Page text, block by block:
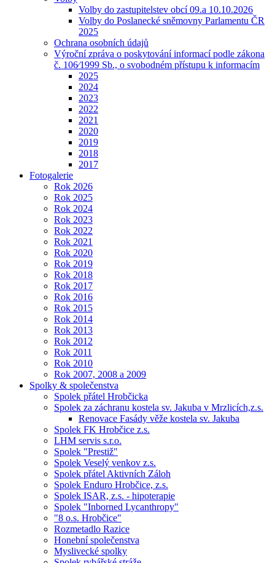
Volby do zastupitelstev obcí 09.a 10.10.2026
Volby do Poslanecké sněmovny Parlamentu ČR
2025
Ochrana osobních údajů
Výroční zpráva o poskytování informací podle zákona
č. 106⁄1999 Sb., o svobodném přístupu k informacím
2025
2024
2023
2022
2021
2020
2019
2018
2017
Fotogalerie
Rok 2026
Rok 2025
Rok 2024
Rok 2023
Rok 2022
Rok 2021
Rok 2020
Rok 2019
Rok 2018
Rok 2017
Rok 2016
Rok 2015
Rok 2014
Rok 2013
Rok 2012
Rok 2011
Rok 2010
Rok 2007, 2008 a 2009
Spolky & společenstva
Spolek přátel Hrobčicka
Spolek za záchranu kostela sv. Jakuba v Mrzlicích,z.s.
Renovace Fasády věže kostela sv. Jakuba
Spolek FK Hrobčice z.s.
LHM servis s.r.o.
Spolek "Prestiž"
Spolek Veselý venkov z.s.
Spolek přátel Aktivních Záloh
Spolek Enduro Hrobčice, z.s.
Spolek ISAR, z.s. - hipoterapie
Spolek "Inborned Lycanthropy"
"8 o.s. Hrobčice"
Rozmetadlo Razice
Honební společenstva
Myslivecké spolky